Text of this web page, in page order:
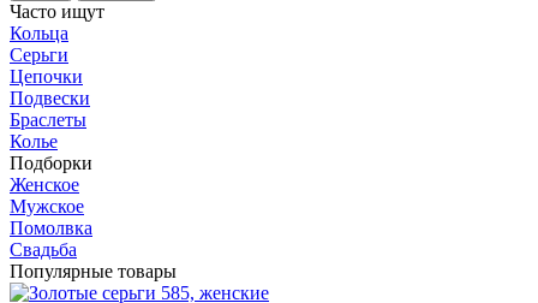
Часто ищут
Кольца
Серьги
Цепочки
Подвески
Браслеты
Колье
Подборки
Женское
Мужское
Помолвка
Свадьба
Популярные товары